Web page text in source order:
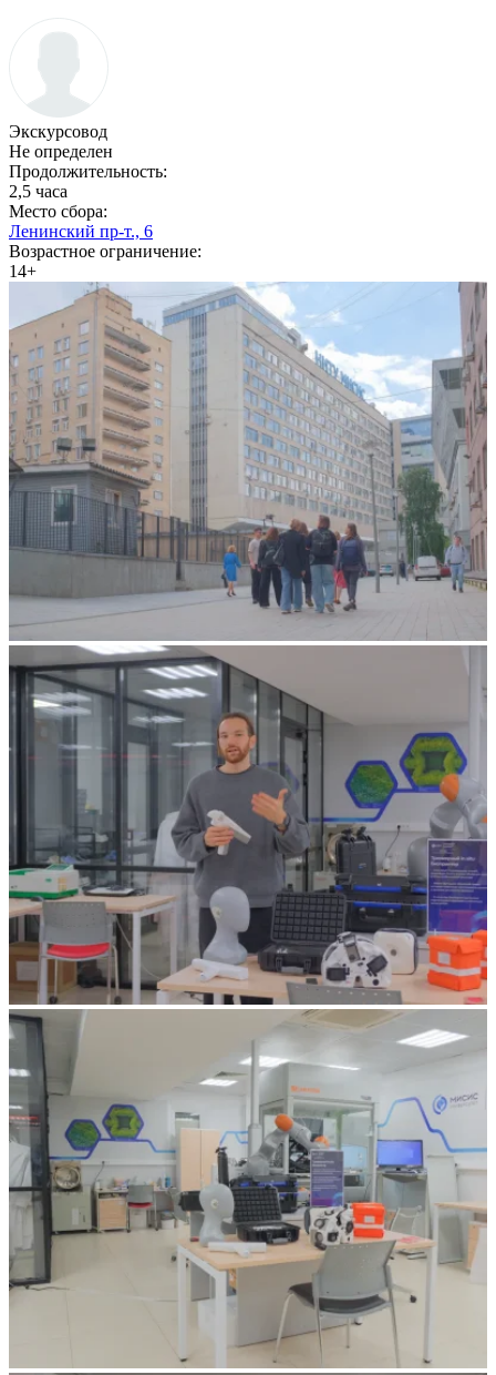
Экскурсовод
Не определен
Продолжительность:
2,5 часа
Место сбора:
Ленинский пр-т., 6
Возрастное ограничение:
14+